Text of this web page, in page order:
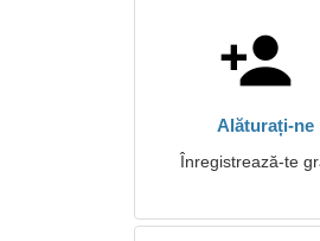
Alăturați-ne
Înregistrează-te